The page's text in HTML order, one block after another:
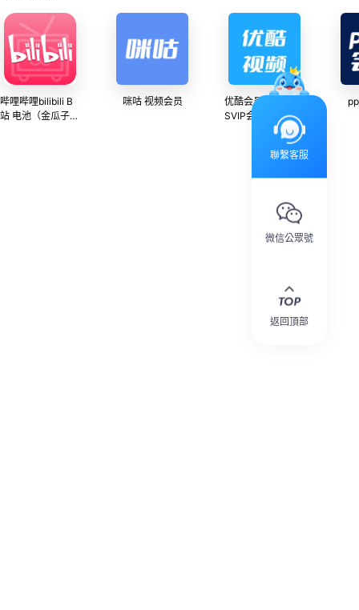
哔哩哔哩bilibili B
站 电池（金瓜子）
咪咕 视频会员
优酷会员 VIP会员
SVIP会员充值
聯繫客服
微信公眾號
返回頂部